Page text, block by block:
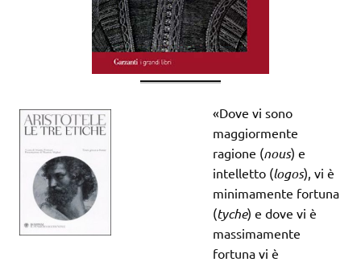
«Dove vi sono
maggiormente
ragione (nous) e
intelletto (logos), vi è
minimamente fortuna
(tyche) e dove vi è
massimamente
fortuna vi è